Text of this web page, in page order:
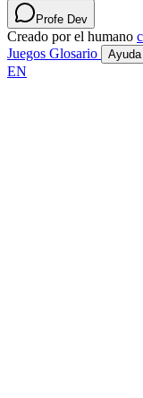
Profe Dev
Creado por el humano
Juegos Glosario Ayuda
EN